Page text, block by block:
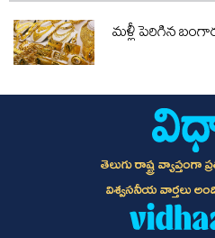
మళ్లీ పెరిగిన
తెలుగు రాష్ట్ర వ్యాప్తంగా
విశ్వసనీయ వార్తలు